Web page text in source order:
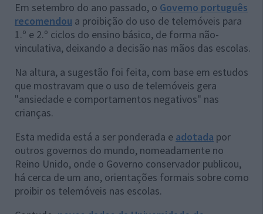
Em setembro do ano passado, o Governo português
recomendou a proibição do uso de telemóveis para
1.º e 2.º ciclos do ensino básico, de forma não-
vinculativa, deixando a decisão nas mãos das escolas.
Na altura, a sugestão foi feita, com base em estudos
que mostravam que o uso de telemóveis gera
"ansiedade e comportamentos negativos" nas
crianças.
Esta medida está a ser ponderada e adotada por
outros governos do mundo, nomeadamente no
Reino Unido, onde o Governo conservador publicou,
há cerca de um ano, orientações formais sobre como
proibir os telemóveis nas escolas.